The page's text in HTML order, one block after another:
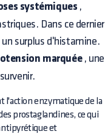
systémiques ,
Dans ce dernier
surplus d'histamine.
marquée, une
l'action enzymatique de la
prostaglandines, ce qui
et